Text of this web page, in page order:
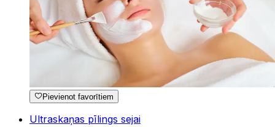
Pievienot favorītiem
Ultraskaņas pīlings sejai